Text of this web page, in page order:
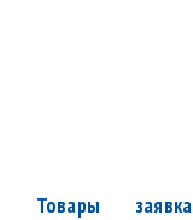
Товары заявка